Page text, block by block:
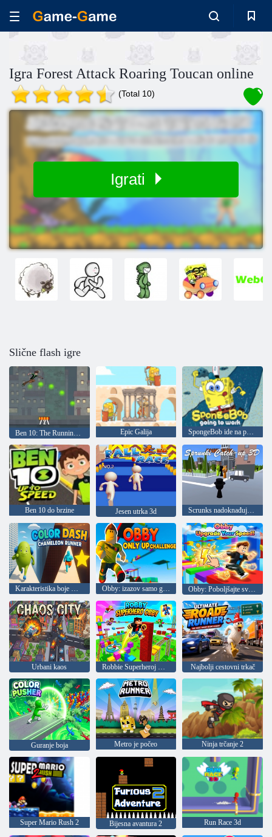
Igra Forest Attack Roaring Toucan online
(Total 10)
Igrati
Slične flash igre
Ben 10: The Running Man Epic Galija SpongeBob ide na posao
Ben 10 do brzine Jesen utrka 3d Scrunks nadoknađuje 3D
Karakteristika boje Kameleon Trkač Obby: izazov samo gore Obby: Poboljšajte svoju brzinu!
Urbani kaos Robbie Superheroj Obbie Najbolji cestovni trkač
Guranje boja Metro je počeo Ninja trčanje 2
Super Mario Rush 2 Bijesna avantura 2 Run Race 3d